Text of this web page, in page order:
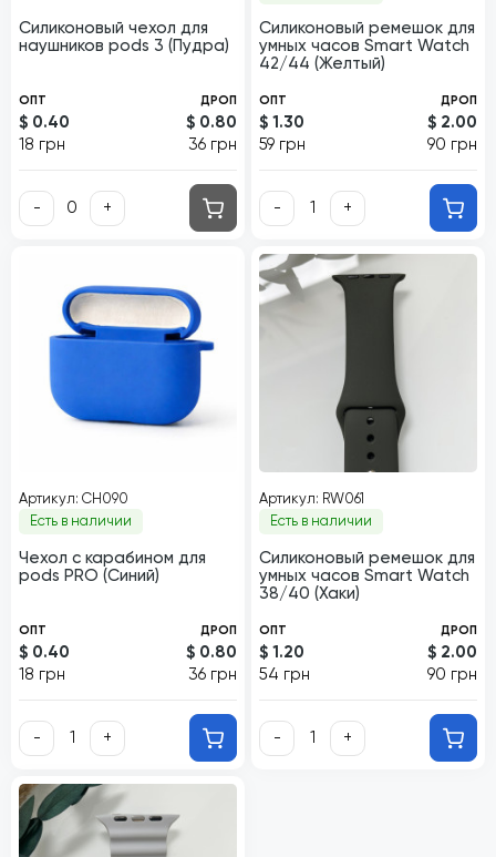
Силиконовый чехол для
наушников pods 3 (Пудра)
ОПТ
$ 0.40
18 грн
ДРОП
$ 0.80
36 грн
- +
Силиконовый ремешок для
умных часов Smart Watch
42/44 (Желтый)
ОПТ
$ 1.30
59 грн
ДРОП
$ 2.00
90 грн
- +
Артикул: CH090
Есть в наличии
Чехол с карабином для
pods PRO (Синий)
ОПТ
$ 0.40
18 грн
ДРОП
$ 0.80
36 грн
- +
Артикул: RW061
Есть в наличии
Силиконовый ремешок для
умных часов Smart Watch
38/40 (Хаки)
ОПТ
$ 1.20
54 грн
ДРОП
$ 2.00
90 грн
- +